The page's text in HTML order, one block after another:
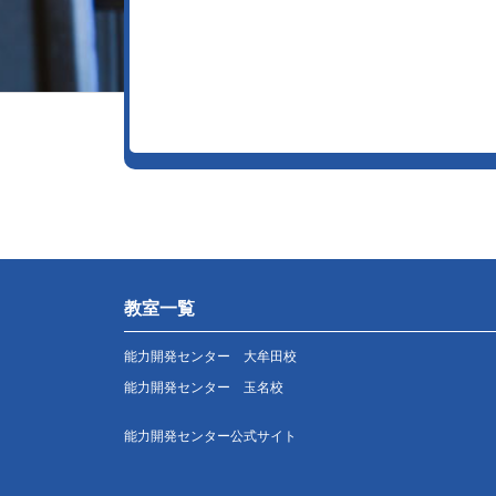
教室一覧
能力開発センター 大牟田校
能力開発センター 玉名校
能力開発センター公式サイト